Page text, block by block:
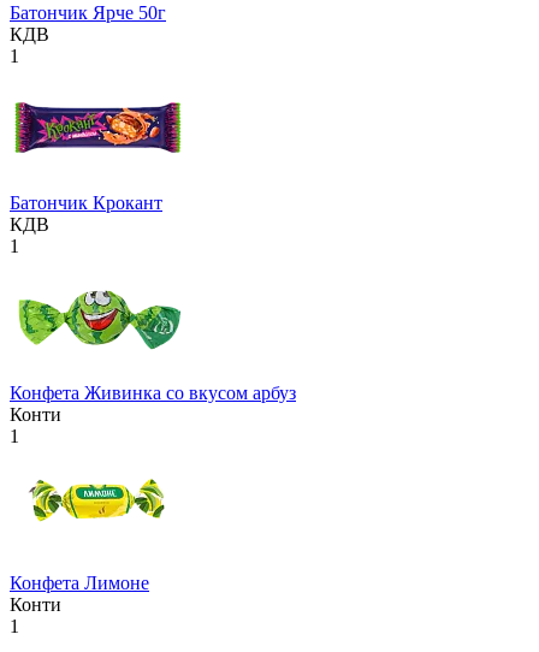
Батончик Ярче 50г
КДВ
1
Батончик Крокант
КДВ
1
Конфета Живинка со вкусом арбуз
Конти
1
Конфета Лимоне
Конти
1